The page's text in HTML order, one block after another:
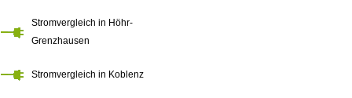
Stromvergleich in Höhr-
Grenzhausen
Stromvergleich in Koblenz